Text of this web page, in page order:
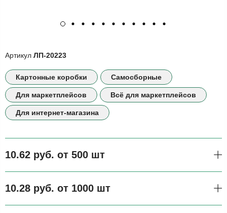
Артикул ЛП-20223
Картонные коробки Самосборные
Для маркетплейсов Всё для маркетплейсов
Для интернет-магазина
10.62 руб. от 500 шт
10.28 руб. от 1000 шт